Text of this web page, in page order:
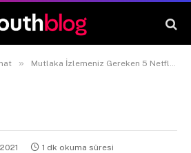
» Mutlaka İzlemeniz Gereken 5 Netflix Belgeseli
1 dk okuma süresi